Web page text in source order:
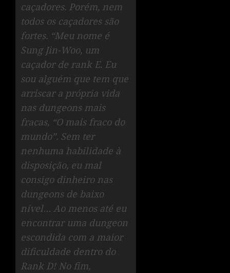
caçadores. Porém, nem
todos os caçadores são
fortes. “Meu nome é
Sung Jin-Woo, um
caçador de rank E. Eu
sou alguém que tem que
arriscar a própria vida
nas dungeons mais
fracas, “O mais fraco do
mundo”. Sem ter
nenhuma habilidade à
disposição, eu mal
consigo dinheiro nas
dungeons de baixo
nível… Ao menos até eu
encontrar uma dungeon
escondida com a maior
dificuldade dentro do
Rank D! No fim,